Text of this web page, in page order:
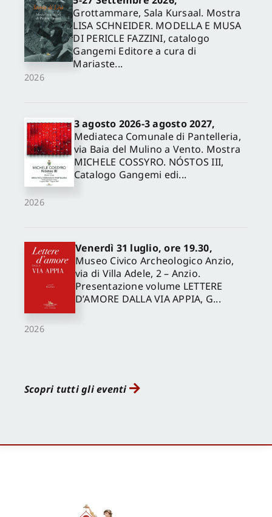
2026
Grottammare, Sala Kursaal. Mostra
LISA SCHNEIDER. MODELLA E MUSA
DI PERICLE FAZZINI, catalogo
Gangemi Editore a cura di
Mariaste...
2026
3 agosto 2026-3 agosto 2027,
Mediateca Comunale di Pantelleria,
via Baia del Mulino a Vento. Mostra
MICHELE COSSYRO. NÓSTOS III,
Catalogo Gangemi edi...
2026
Venerdì 31 luglio, ore 19.30,
Museo Civico Archeologico Anzio,
via di Villa Adele, 2 – Anzio.
Presentazione volume LETTERE
D’AMORE DALLA VIA APPIA, G...
Scopri tutti gli eventi